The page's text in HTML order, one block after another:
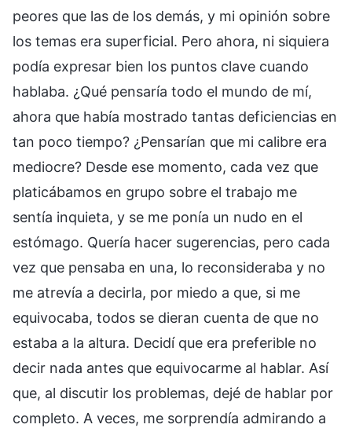
peores que las de los demás, y mi opinión sobre
los temas era superficial. Pero ahora, ni siquiera
podía expresar bien los puntos clave cuando
hablaba. ¿Qué pensaría todo el mundo de mí,
ahora que había mostrado tantas deficiencias en
tan poco tiempo? ¿Pensarían que mi calibre era
mediocre? Desde ese momento, cada vez que
platicábamos en grupo sobre el trabajo me
sentía inquieta, y se me ponía un nudo en el
estómago. Quería hacer sugerencias, pero cada
vez que pensaba en una, lo reconsideraba y no
me atrevía a decirla, por miedo a que, si me
equivocaba, todos se dieran cuenta de que no
estaba a la altura. Decidí que era preferible no
decir nada antes que equivocarme al hablar. Así
que, al discutir los problemas, dejé de hablar por
completo. A veces, me sorprendía admirando a